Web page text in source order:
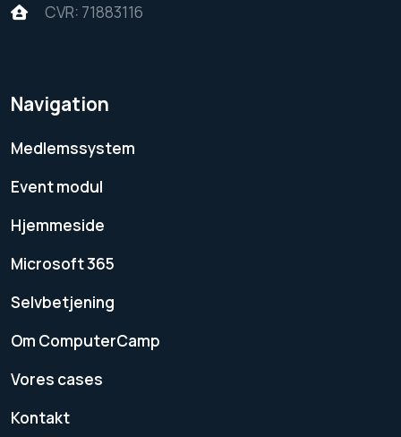
CVR: 71883116
Navigation
Medlemssystem
Event modul
Hjemmeside
Microsoft 365
Selvbetjening
Om ComputerCamp
Vores cases
Kontakt